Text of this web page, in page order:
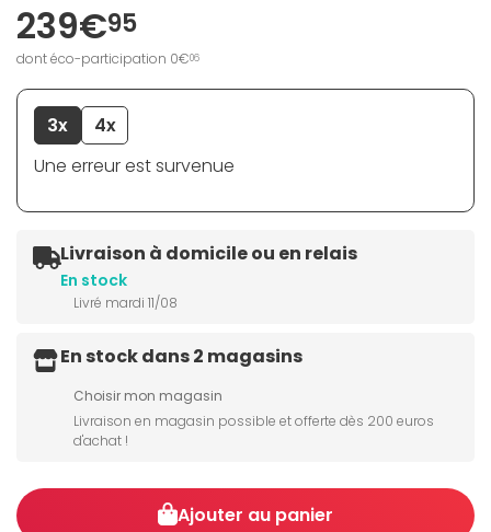
239€95
dont éco-participation 0€06
3x
4x
Une erreur est survenue
Livraison à domicile ou en relais
En stock
Livré mardi 11/08
En stock dans 2 magasins
Choisir mon magasin
Livraison en magasin possible et offerte dès 200 euros
d'achat !
Ajouter au panier